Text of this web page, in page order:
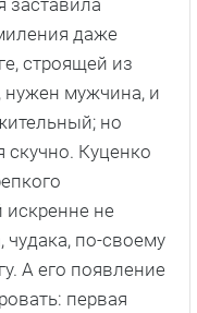
заставила
даже
строящей из
мужчина, и
но
скучно. Куценко
искренне не
чудака, по-своему
А его появление
первая